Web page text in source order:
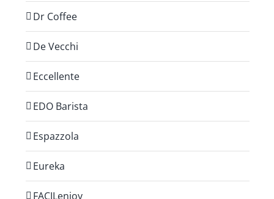
Dr Coffee
De Vecchi
Eccellente
EDO Barista
Espazzola
Eureka
FACILenjoy